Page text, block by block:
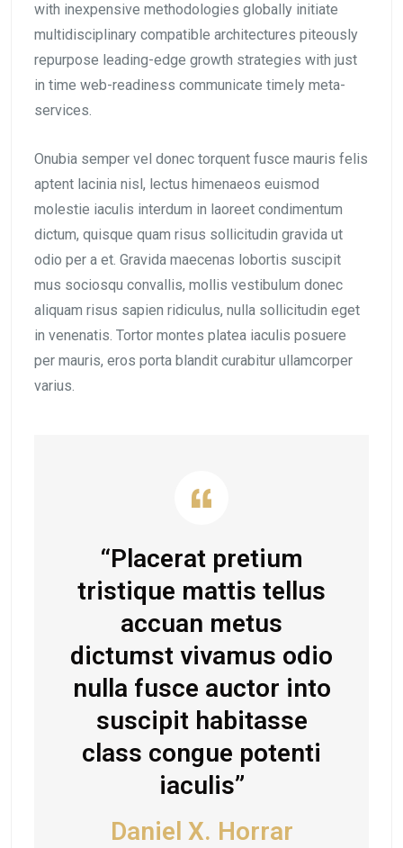
with inexpensive methodologies globally initiate
multidisciplinary compatible architectures piteously
repurpose leading-edge growth strategies with just
in time web-readiness communicate timely meta-
services.
Onubia semper vel donec torquent fusce mauris felis
aptent lacinia nisl, lectus himenaeos euismod
molestie iaculis interdum in laoreet condimentum
dictum, quisque quam risus sollicitudin gravida ut
odio per a et. Gravida maecenas lobortis suscipit
mus sociosqu convallis, mollis vestibulum donec
aliquam risus sapien ridiculus, nulla sollicitudin eget
in venenatis. Tortor montes platea iaculis posuere
per mauris, eros porta blandit curabitur ullamcorper
varius.
“Placerat pretium
tristique mattis tellus
accuan metus
dictumst vivamus odio
nulla fusce auctor into
suscipit habitasse
class congue potenti
iaculis”
Daniel X. Horrar